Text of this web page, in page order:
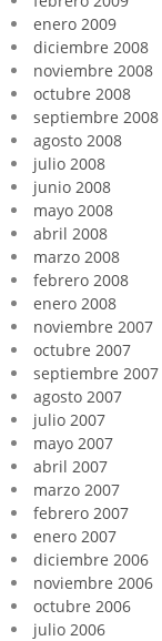
enero 2009
diciembre 2008
noviembre 2008
octubre 2008
septiembre 2008
agosto 2008
julio 2008
junio 2008
mayo 2008
abril 2008
marzo 2008
febrero 2008
enero 2008
noviembre 2007
octubre 2007
septiembre 2007
agosto 2007
julio 2007
mayo 2007
abril 2007
marzo 2007
febrero 2007
enero 2007
diciembre 2006
noviembre 2006
octubre 2006
julio 2006